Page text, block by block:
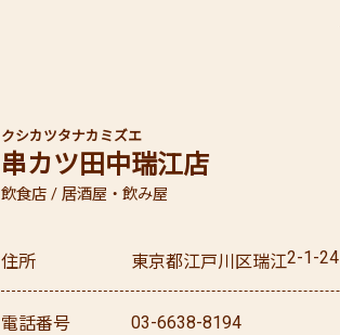
串カツ田中瑞江店
クシカツタナカ ミズエ
飲食店 / 居酒屋・飲み屋
住所 東京都江戸川区瑞江2-1-24
電話番号 03-6638-8194